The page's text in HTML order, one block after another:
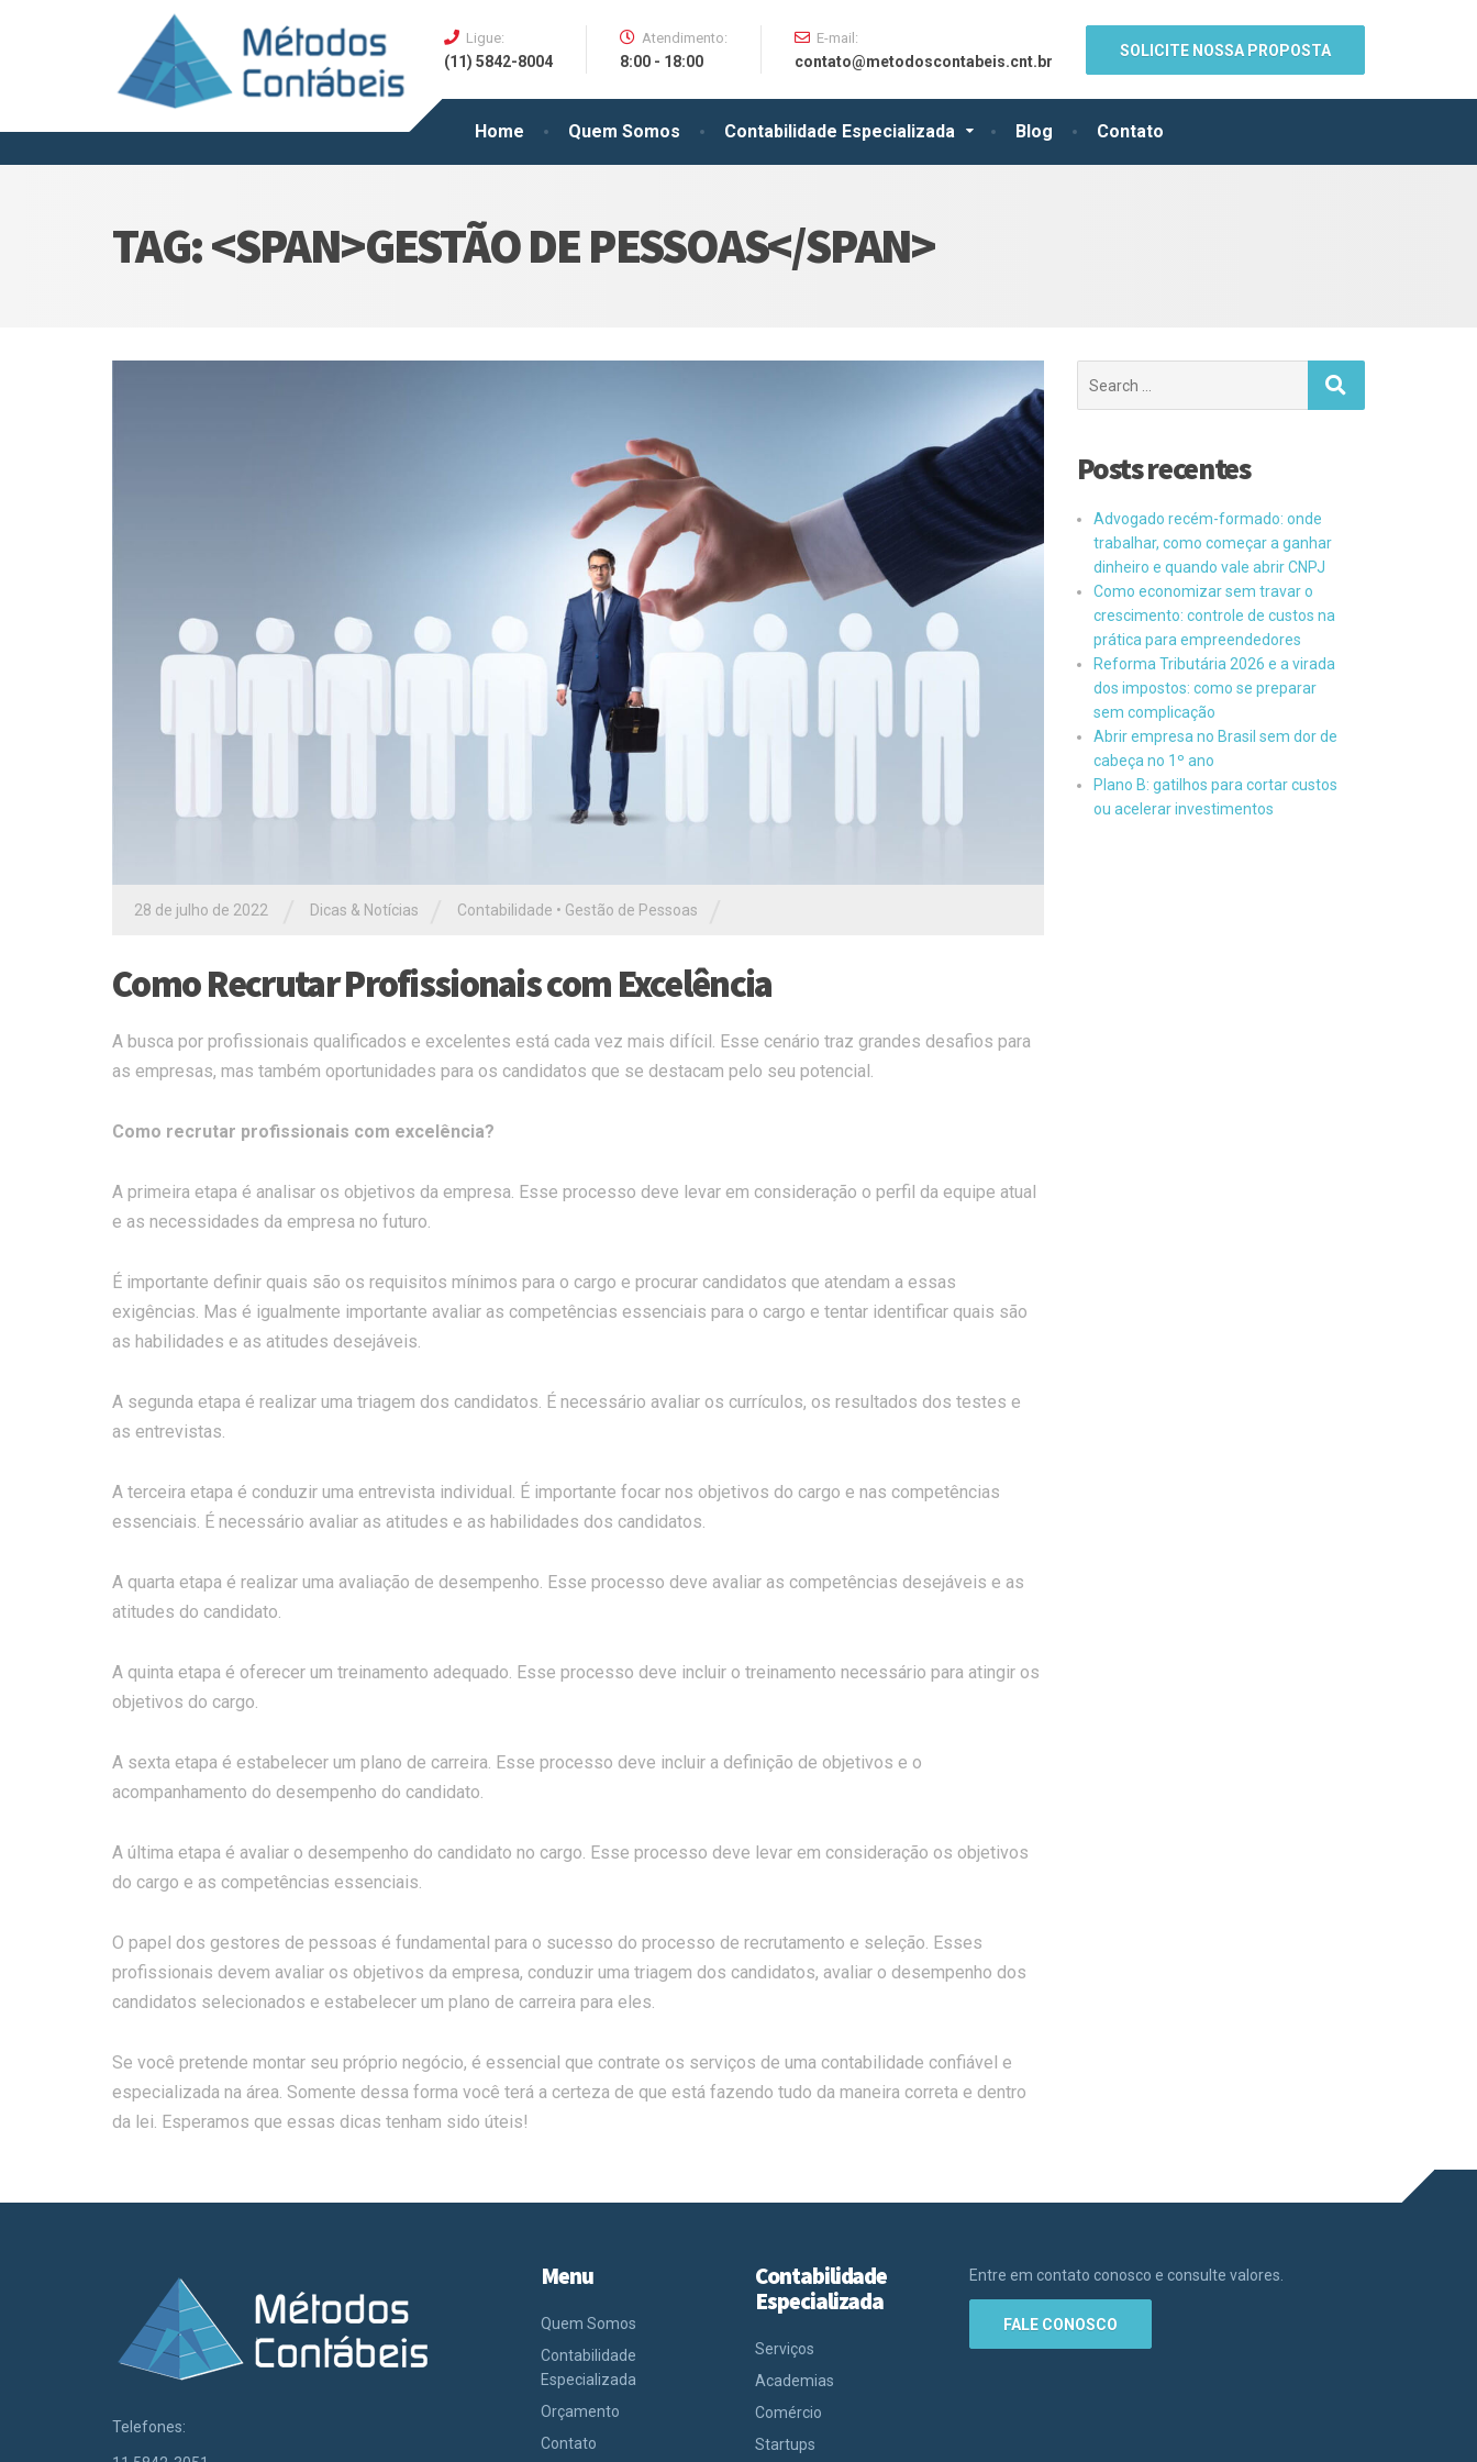
Home Quem Somos Contabilidade Especializada Blog Contato
Ligue:
(11) 5842-8004
Atendimento:
8:00 - 18:00
E-mail:
contato@metodoscontabeis.cnt.br
SOLICITE NOSSA PROPOSTA
TAG: <SPAN>GESTÃO DE PESSOAS</SPAN>
28 de julho de 2022 Dicas & Notícias Contabilidade • Gestão de Pessoas
Como Recrutar Profissionais com Excelência
A busca por profissionais qualificados e excelentes está cada vez mais difícil. Esse cenário traz grandes desafios para
as empresas, mas também oportunidades para os candidatos que se destacam pelo seu potencial.
Como recrutar profissionais com excelência?
A primeira etapa é analisar os objetivos da empresa. Esse processo deve levar em consideração o perfil da equipe atual
e as necessidades da empresa no futuro.
É importante definir quais são os requisitos mínimos para o cargo e procurar candidatos que atendam a essas
exigências. Mas é igualmente importante avaliar as competências essenciais para o cargo e tentar identificar quais são
as habilidades e as atitudes desejáveis.
A segunda etapa é realizar uma triagem dos candidatos. É necessário avaliar os currículos, os resultados dos testes e
as entrevistas.
A terceira etapa é conduzir uma entrevista individual. É importante focar nos objetivos do cargo e nas competências
essenciais. É necessário avaliar as atitudes e as habilidades dos candidatos.
A quarta etapa é realizar uma avaliação de desempenho. Esse processo deve avaliar as competências desejáveis e as
atitudes do candidato.
A quinta etapa é oferecer um treinamento adequado. Esse processo deve incluir o treinamento necessário para atingir os
objetivos do cargo.
A sexta etapa é estabelecer um plano de carreira. Esse processo deve incluir a definição de objetivos e o
acompanhamento do desempenho do candidato.
A última etapa é avaliar o desempenho do candidato no cargo. Esse processo deve levar em consideração os objetivos
do cargo e as competências essenciais.
O papel dos gestores de pessoas é fundamental para o sucesso do processo de recrutamento e seleção. Esses
profissionais devem avaliar os objetivos da empresa, conduzir uma triagem dos candidatos, avaliar o desempenho dos
candidatos selecionados e estabelecer um plano de carreira para eles.
Se você pretende montar seu próprio negócio, é essencial que contrate os serviços de uma contabilidade confiável e
especializada na área. Somente dessa forma você terá a certeza de que está fazendo tudo da maneira correta e dentro
da lei. Esperamos que essas dicas tenham sido úteis!
Posts recentes
Advogado recém-formado: onde
trabalhar, como começar a ganhar
dinheiro e quando vale abrir CNPJ
Como economizar sem travar o
crescimento: controle de custos na
prática para empreendedores
Reforma Tributária 2026 e a virada
dos impostos: como se preparar
sem complicação
Abrir empresa no Brasil sem dor de
cabeça no 1º ano
Plano B: gatilhos para cortar custos
ou acelerar investimentos
Telefones:
Menu
Quem Somos
Contabilidade
Especializada
Orçamento
Contato
Contabilidade
Especializada
Serviços
Academias
Comércio
Startups
Entre em contato conosco e consulte valores.
FALE CONOSCO